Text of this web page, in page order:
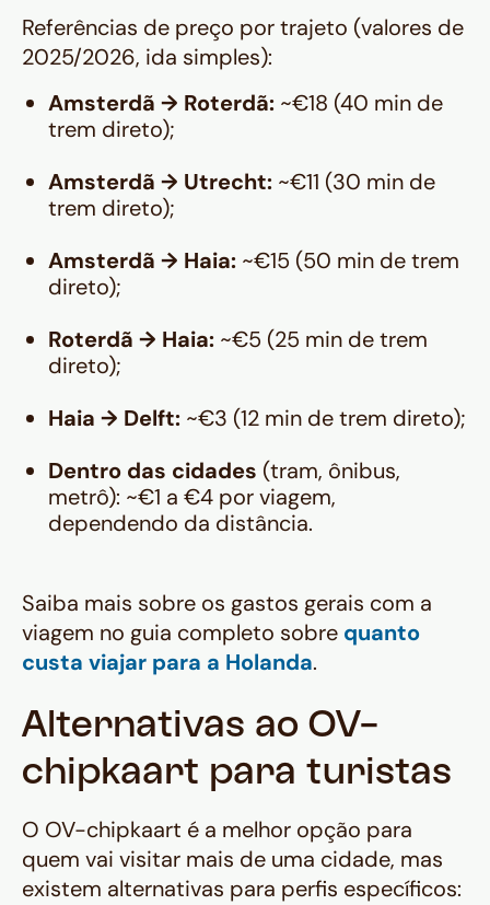
Referências de preço por trajeto (valores de
2025/2026, ida simples):
Amsterdã → Roterdã: ~€18 (40 min de
trem direto);
Amsterdã → Utrecht: ~€11 (30 min de
trem direto);
Amsterdã → Haia: ~€15 (50 min de trem
direto);
Roterdã → Haia: ~€5 (25 min de trem
direto);
Haia → Delft: ~€3 (12 min de trem direto);
Dentro das cidades (tram, ônibus,
metrô): ~€1 a €4 por viagem,
dependendo da distância.
Saiba mais sobre os gastos gerais com a
viagem no guia completo sobre quanto
custa viajar para a Holanda.
Alternativas ao OV-
chipkaart para turistas
O OV-chipkaart é a melhor opção para
quem vai visitar mais de uma cidade, mas
existem alternativas para perfis específicos: